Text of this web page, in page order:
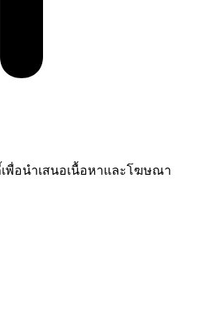
พื่อนำเสนอเนื้อหาและโฆษณา